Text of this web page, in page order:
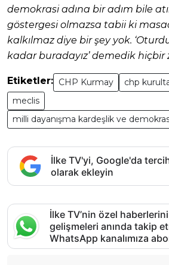
demokrasi adına bir adım bile
göstergesi olmazsa tabii ki
kalkılmaz diye bir şey yok.
kadar buradayız’ demedik hiçbir
Etiketler: CHP Kurmay chp
meclis
milli dayanışma kardeşlik ve
İlke TV'yi, Google'da
olarak ekleyin
İlke TV’nin özel
gelişmeleri anında takip
WhatsApp kanalımıza